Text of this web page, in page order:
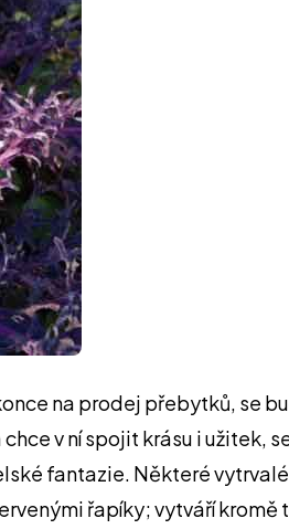
na prodej přebytků, se
v ní spojit krásu i užitek,
fantazie. Některé
řapíky; vytváří